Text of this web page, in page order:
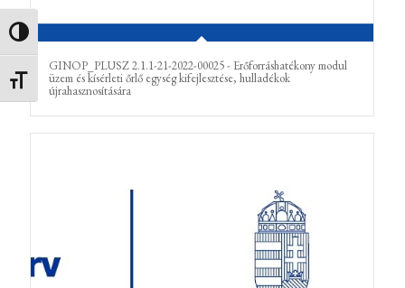
Nagy kontraszt váltása
Betűméret váltása
GINOP_PLUSZ 2.1.1-21-2022-00025 - Erőforráshatékony modul
üzem és kísérleti őrlő egység kifejlesztése, hulladékok
újrahasznosítására